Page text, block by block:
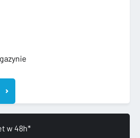
w 48h*